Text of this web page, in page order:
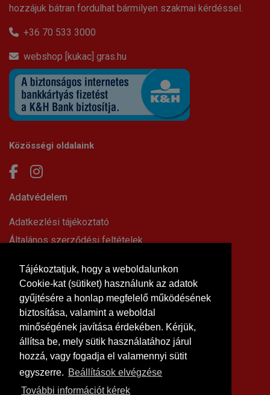
Tájékoztatjuk, hogy a weboldalunkon
Cookie-kat (sütiket) használunk az adatok
gyűjtésére a honlap megfelelő működésének
biztosítása, valamint a weboldal
minőségének javítása érdekében. Kérjük,
állítsa be, mely sütik használatához járul
hozzá, vagy fogadja el valamennyi sütit
egyszerre. Beállítások elvégzése
További információt kérek
hozzájuk bátran fordulhat bármilyen szakmai kérdéssel.
+36 70 533 3000
webshop [kukac] gras.hu
Közösségi oldalaink
Adatvédelem
Adatkezlési tájékoztató
Általános szerződési feltételek
Impresszum
Süti beállítások
Információk
Hírek, cikkek
Kapcsolat
Letölthető dokumentumok
Rólunk